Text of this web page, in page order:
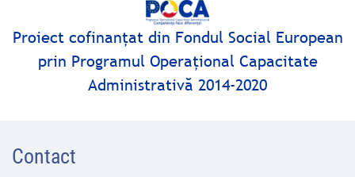
Proiect cofinanţat din Fondul Social European
prin Programul Operaţional Capacitate
Administrativă 2014-2020
Contact